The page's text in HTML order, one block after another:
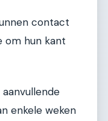
contact
om hun kant
enkele weken